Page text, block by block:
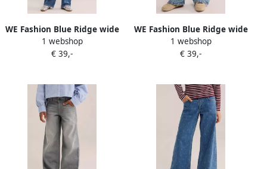
WE Fashion Blue Ridge wide
leg jeans met strass-
steentjes en print
1 webshop
€ 39,-
WE Fashion Blue Ridge wide
leg jeans met slijtage blauw
1 webshop
€ 39,-